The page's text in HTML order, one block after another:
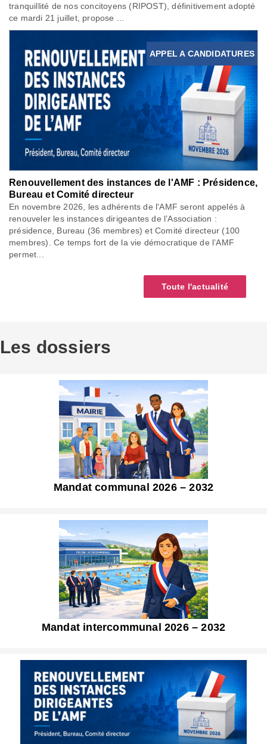
tranquillité de nos concitoyens (RIPOST), définitivement adopté
ce mardi 21 juillet, propose ...
APPEL A CANDIDATURES
Renouvellement des instances de l'AMF : Présidence,
Bureau et Comité directeur
En novembre 2026, les adhérents de l'AMF seront appelés à
renouveler les instances dirigeantes de l’Association :
présidence, Bureau (36 membres) et Comité directeur (100
membres). Ce temps fort de la vie démocratique de l’AMF
permet...
Toute l'actualité
Les dossiers
Mandat communal 2026 – 2032
Mandat intercommunal 2026 – 2032